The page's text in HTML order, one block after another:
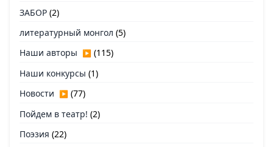
ЗАБОР (2)
литературный монгол (5)
Наши авторы ▶ (115)
Наши конкурсы (1)
Новости ▶ (77)
Пойдем в театр! (2)
Поэзия (22)